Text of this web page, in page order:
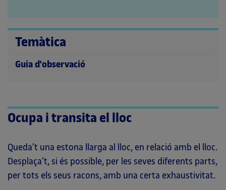
Temàtica
Guia d'observació
Ocupa i transita el lloc
Queda’t una estona llarga al lloc, en relació amb el lloc.
Desplaça’t, si és possible, per les seves diferents parts,
per tots els seus racons, amb una certa exhaustivitat.